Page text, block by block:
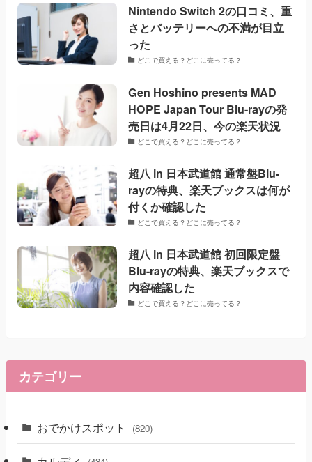
Nintendo Switch 2の口コミ、重
さとバッテリーへの不満が目立
った
どこで買える？どこに売ってる？
Gen Hoshino presents MAD
HOPE Japan Tour Blu-rayの発
売日は4月22日、今の楽天状況
どこで買える？どこに売ってる？
超八 in 日本武道館 通常盤Blu-
rayの特典、楽天ブックスは何が
付くか確認した
どこで買える？どこに売ってる？
超八 in 日本武道館 初回限定盤
Blu-rayの特典、楽天ブックスで
内容確認した
どこで買える？どこに売ってる？
カテゴリー
おでかけスポット (820)